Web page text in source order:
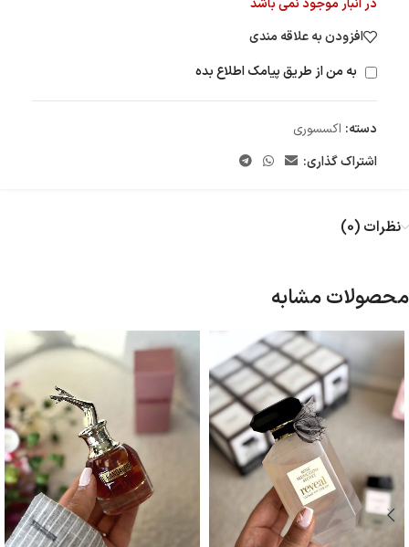
در انبار موجود نمی باشد
افزودن به علاقه مندی
به من از طریق پیامک اطلاع بده
دسته: اکسسوری
اشتراک گذاری:
نظرات (0)
محصولات مشابه